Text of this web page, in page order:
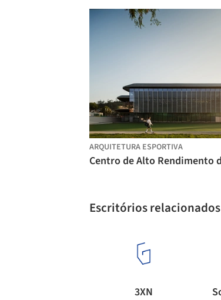
ARQUITETURA ESPORTIVA
Escritórios relacionados
3XN